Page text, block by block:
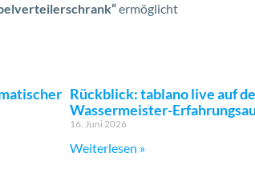
ermöglicht
Rückblick: tablano live auf
Wassermeister-
16. Juni 2026
Weiterlesen »